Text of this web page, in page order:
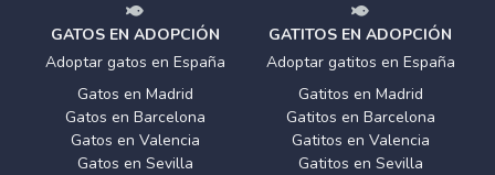
GATOS EN ADOPCIÓN
Adoptar gatos en España
Gatos en Madrid
Gatos en Barcelona
Gatos en Valencia
Gatos en Sevilla
GATITOS EN ADOPCIÓN
Adoptar gatitos en España
Gatitos en Madrid
Gatitos en Barcelona
Gatitos en Valencia
Gatitos en Sevilla